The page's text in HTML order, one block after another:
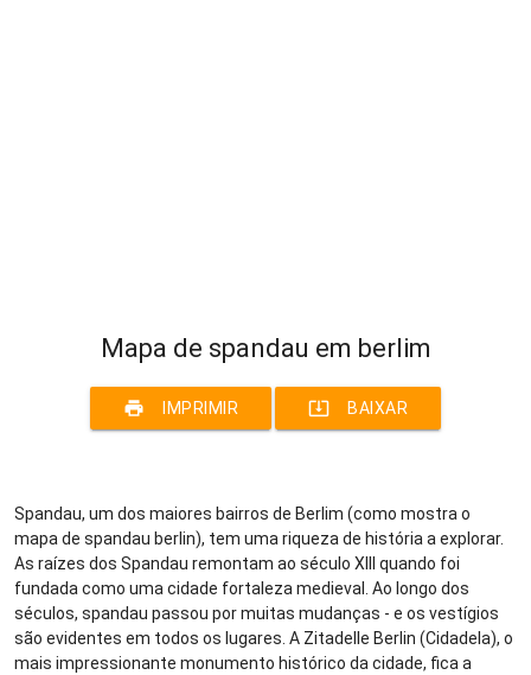
Mapa de spandau em berlim
print IMPRIMIR system_update_alt BAIXAR
Spandau, um dos maiores bairros de Berlim (como mostra o
mapa de spandau berlin), tem uma riqueza de história a explorar.
As raízes dos Spandau remontam ao século XIII quando foi
fundada como uma cidade fortaleza medieval. Ao longo dos
séculos, spandau passou por muitas mudanças - e os vestígios
são evidentes em todos os lugares. A Zitadelle Berlin (Cidadela), o
mais impressionante monumento histórico da cidade, fica a